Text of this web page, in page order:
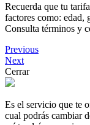
Recuerda que tu
factores como: edad,
Consulta términos y
Previous
Next
Cerrar
Es el servicio que te
cual podrás cambiar